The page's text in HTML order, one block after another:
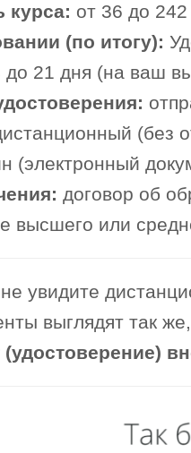
курса: от 36 до
(по итогу):
до 21 дня (на ваш
(без
(электронный
договор об
высшего или
увидите
выглядят так